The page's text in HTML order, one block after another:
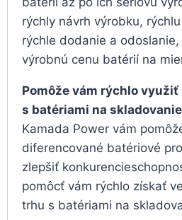
rýchly návrh výrobku,
rýchle dodanie a
výrobnú cenu batérií na
Pomôže vám rýchlo
s batériami na
Kamada Power vám
diferencované batériové
zlepšiť
pomôcť vám rýchlo získať
trhu s batériami na